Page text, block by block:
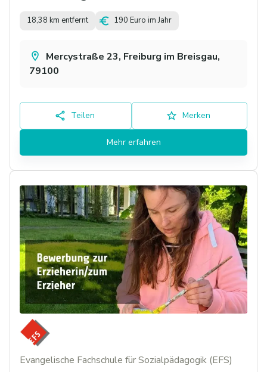
18,38 km entfernt 190 Euro im Jahr
Mercystraße 23, Freiburg im Breisgau,
79100
Teilen Merken
Mehr erfahren
Evangelische Fachschule für Sozialpädagogik (EFS)